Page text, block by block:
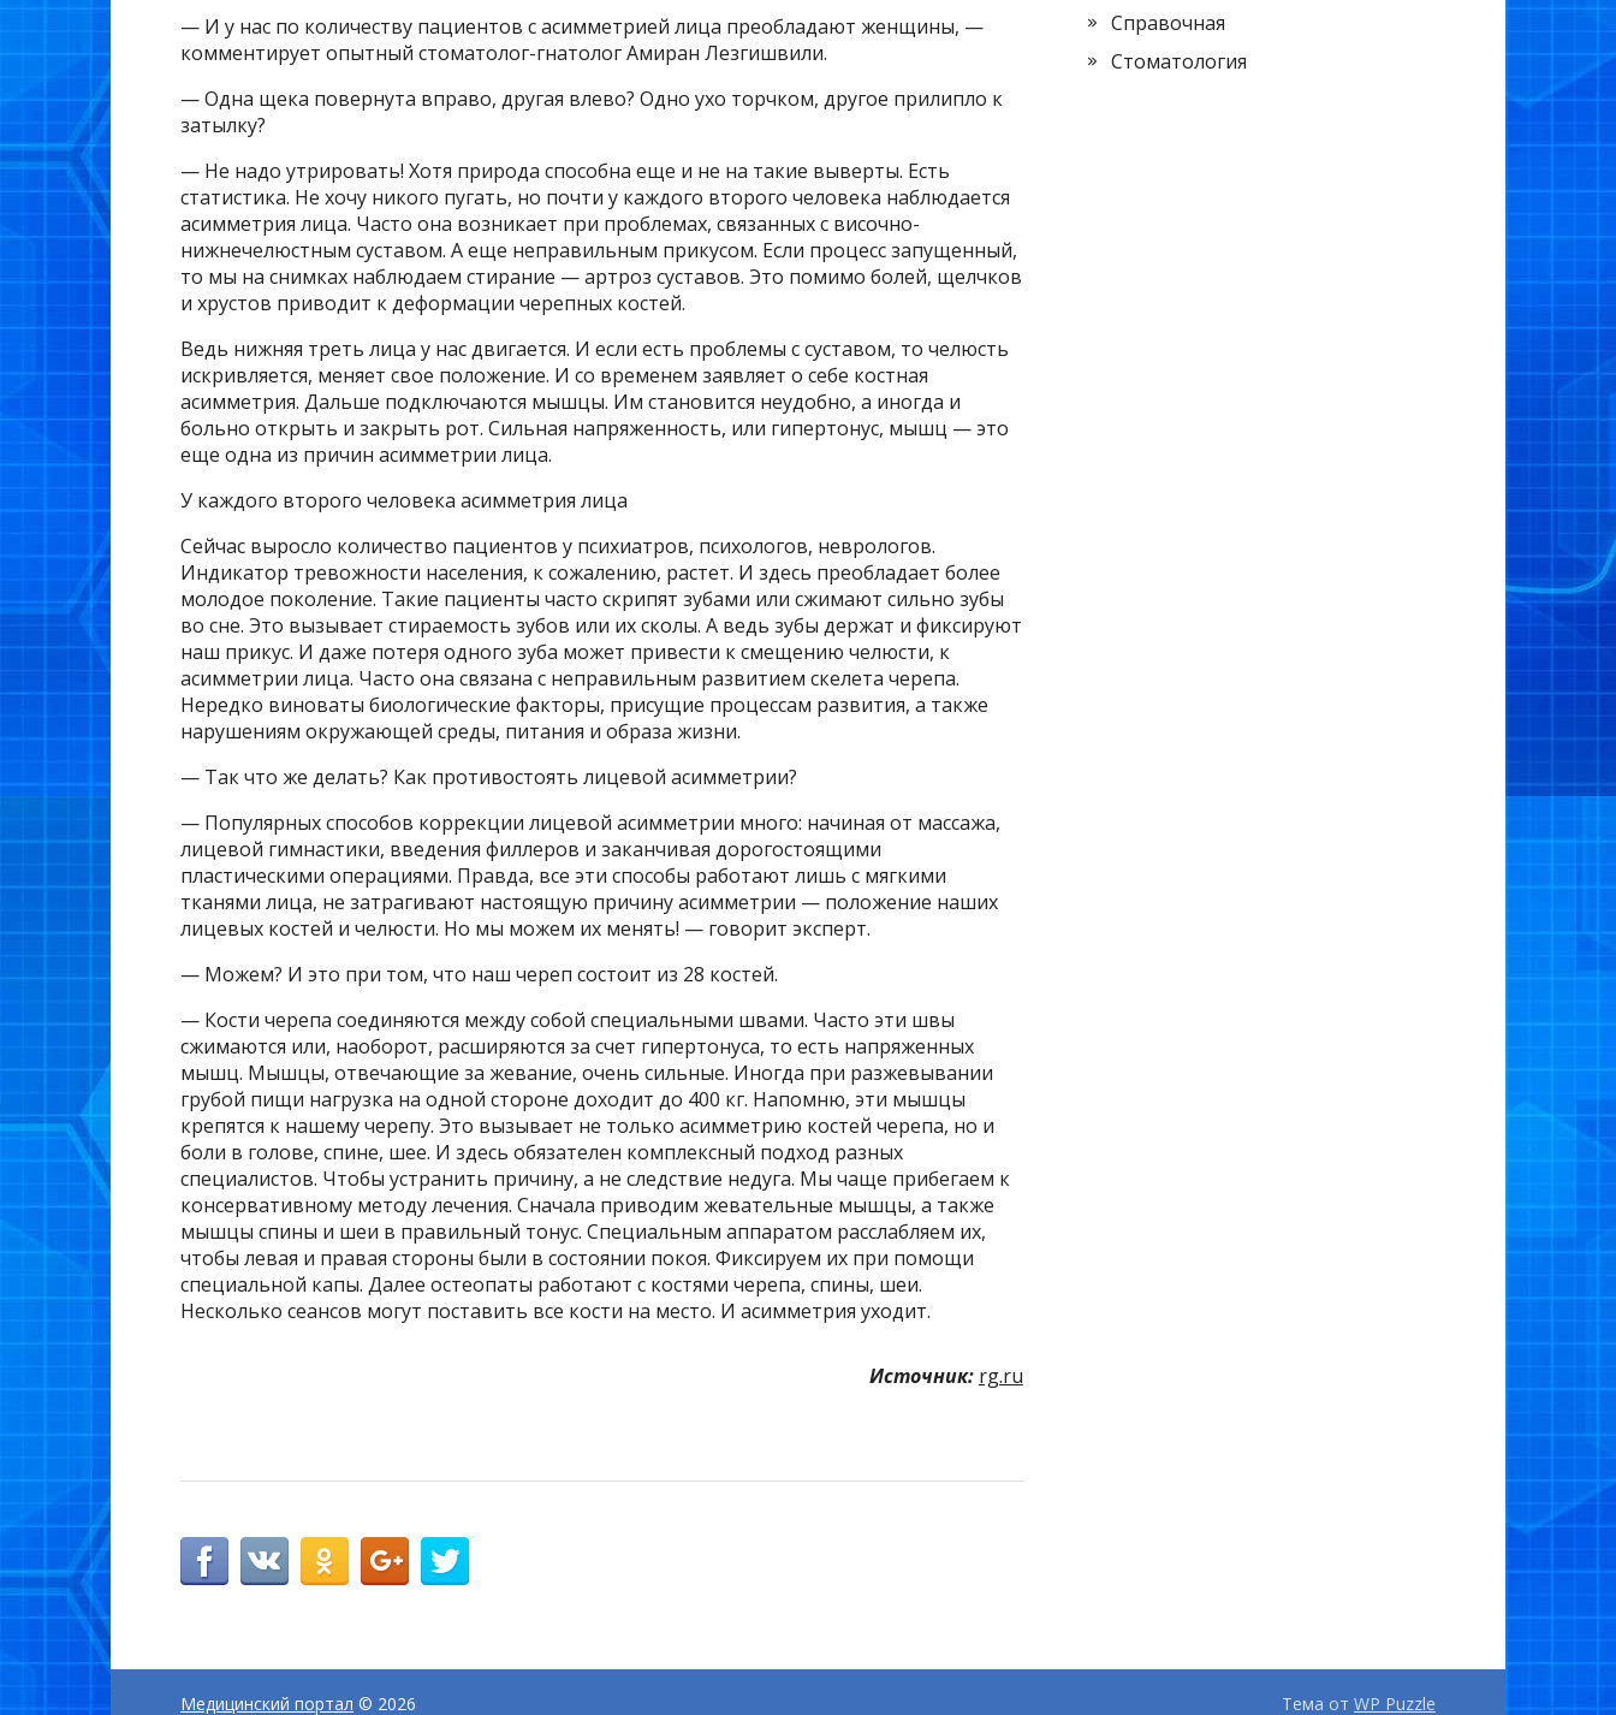
— И у нас по количеству пациентов с асимметрией лица преобладают женщины, —
комментирует опытный стоматолог-гнатолог Амиран Лезгишвили.
— Одна щека повернута вправо, другая влево? Одно ухо торчком, другое прилипло к
затылку?
— Не надо утрировать! Хотя природа способна еще и не на такие выверты. Есть
статистика. Не хочу никого пугать, но почти у каждого второго человека наблюдается
асимметрия лица. Часто она возникает при проблемах, связанных с височно-
нижнечелюстным суставом. А еще неправильным прикусом. Если процесс запущенный,
то мы на снимках наблюдаем стирание — артроз суставов. Это помимо болей, щелчков
и хрустов приводит к деформации черепных костей.
Ведь нижняя треть лица у нас двигается. И если есть проблемы с суставом, то челюсть
искривляется, меняет свое положение. И со временем заявляет о себе костная
асимметрия. Дальше подключаются мышцы. Им становится неудобно, а иногда и
больно открыть и закрыть рот. Сильная напряженность, или гипертонус, мышц — это
еще одна из причин асимметрии лица.
У каждого второго человека асимметрия лица
Сейчас выросло количество пациентов у психиатров, психологов, неврологов.
Индикатор тревожности населения, к сожалению, растет. И здесь преобладает более
молодое поколение. Такие пациенты часто скрипят зубами или сжимают сильно зубы
во сне. Это вызывает стираемость зубов или их сколы. А ведь зубы держат и фиксируют
наш прикус. И даже потеря одного зуба может привести к смещению челюсти, к
асимметрии лица. Часто она связана с неправильным развитием скелета черепа.
Нередко виноваты биологические факторы, присущие процессам развития, а также
нарушениям окружающей среды, питания и образа жизни.
— Так что же делать? Как противостоять лицевой асимметрии?
— Популярных способов коррекции лицевой асимметрии много: начиная от массажа,
лицевой гимнастики, введения филлеров и заканчивая дорогостоящими
пластическими операциями. Правда, все эти способы работают лишь с мягкими
тканями лица, не затрагивают настоящую причину асимметрии — положение наших
лицевых костей и челюсти. Но мы можем их менять! — говорит эксперт.
— Можем? И это при том, что наш череп состоит из 28 костей.
— Кости черепа соединяются между собой специальными швами. Часто эти швы
сжимаются или, наоборот, расширяются за счет гипертонуса, то есть напряженных
мышц. Мышцы, отвечающие за жевание, очень сильные. Иногда при разжевывании
грубой пищи нагрузка на одной стороне доходит до 400 кг. Напомню, эти мышцы
крепятся к нашему черепу. Это вызывает не только асимметрию костей черепа, но и
боли в голове, спине, шее. И здесь обязателен комплексный подход разных
специалистов. Чтобы устранить причину, а не следствие недуга. Мы чаще прибегаем к
консервативному методу лечения. Сначала приводим жевательные мышцы, а также
мышцы спины и шеи в правильный тонус. Специальным аппаратом расслабляем их,
чтобы левая и правая стороны были в состоянии покоя. Фиксируем их при помощи
специальной капы. Далее остеопаты работают с костями черепа, спины, шеи.
Несколько сеансов могут поставить все кости на место. И асимметрия уходит.
Источник: rg.ru
Справочная
Стоматология
Медицинский портал © 2026 Тема от WP Puzzle